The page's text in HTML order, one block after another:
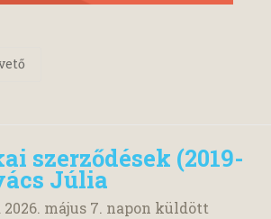
szerződések (2019-
Júlia
2026. május 7. napon küldött